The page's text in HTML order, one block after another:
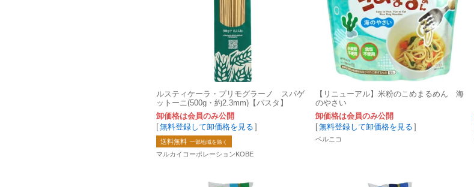
ルスティケーラ・プリモグラーノ スパゲ
ットーニ(500g・約2.3mm)【パスタ】
卸価格は会員のみ公開
[無料登録して卸価格を見る ]
送料無料 一部地域を除く
マルカイコーポレーションKOBE
【リニューアル】米粉の​こめまる​めん 海
の​やさい
卸価格は会員のみ公開
[無料登録して卸価格を見る ]
ベルニコ